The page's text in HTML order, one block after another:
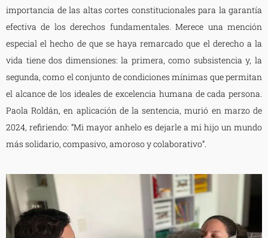
importancia de las altas cortes constitucionales para la garantía
efectiva de los derechos fundamentales. Merece una mención
especial el hecho de que se haya remarcado que el derecho a la
vida tiene dos dimensiones: la primera, como subsistencia y, la
segunda, como el conjunto de condiciones mínimas que permitan
el alcance de los ideales de excelencia humana de cada persona.
Paola Roldán, en aplicación de la sentencia, murió en marzo de
2024, refiriendo: “Mi mayor anhelo es dejarle a mi hijo un mundo
más solidario, compasivo, amoroso y colaborativo”.